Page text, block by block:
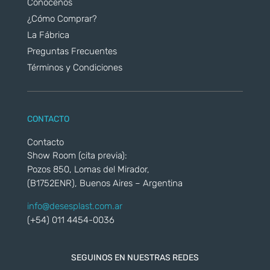
Conocenos
¿Cómo Comprar?
La Fábrica
Preguntas Frecuentes
Términos y Condiciones
CONTACTO
Contacto
Show Room (cita previa):
Pozos 850, Lomas del Mirador,
(B1752ENR), Buenos Aires – Argentina
info@desesplast.com.ar
(+54) 011 4454-0036
SEGUINOS EN NUESTRAS REDES